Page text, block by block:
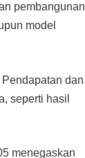
pembangunan
model
dan
seperti hasil
menegaskan